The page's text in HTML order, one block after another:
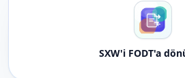
SXW'i FODT'a